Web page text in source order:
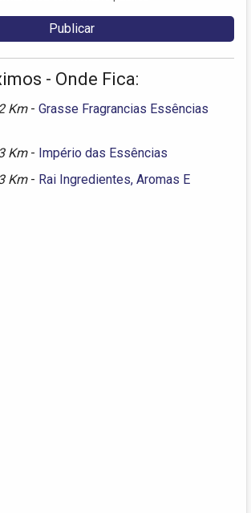
- Onde Fica:
Km - Grasse Fragrancias Essências
Km - Império das Essências
Km - Rai Ingredientes, Aromas E